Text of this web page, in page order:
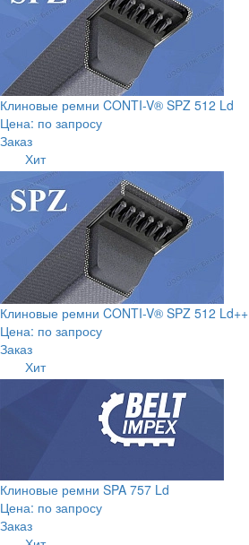
Клиновые ремни CONTI-V® SPZ 512 Ld
Цена: по запросу
Заказ
Хит
Клиновые ремни CONTI-V® SPZ 512 Ld++
Цена: по запросу
Заказ
Хит
Клиновые ремни SPA 757 Ld
Цена: по запросу
Заказ